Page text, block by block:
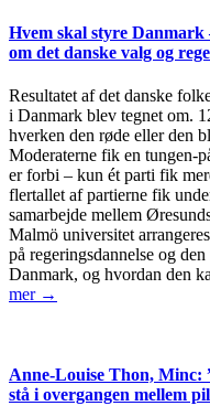
Hvem skal styre
om det danske valg og
Resultatet af det danske
i Danmark blev tegnet om.
hverken den røde eller den
Moderaterne fik en tungen-
er forbi – kun ét parti fik
flertallet af partierne fik
samarbejde mellem
Malmö universitet
på regeringsdannelse og
Danmark, og hvordan den
mer →
Anne-Louise Thon, Minc:
stå i overgangen mellem